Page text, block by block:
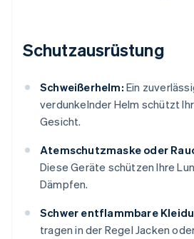
Schutzausrüstung
Schweißerhelm: Ein
verdunkelnder Helm schützt
Gesicht.
Atemschutzmaske oder
Diese Geräte schützen Ihre
Dämpfen.
Schwer entflammbare
tragen in der Regel Jacken